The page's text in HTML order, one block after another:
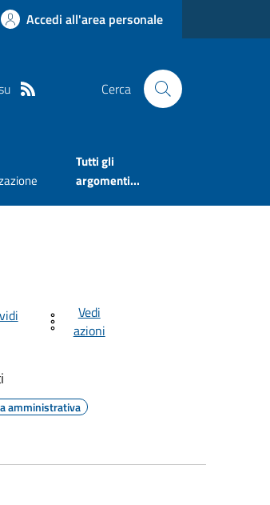
Accedi all'area personale
Cerca
Tutti gli
argomenti...
Vedi
azioni
amministrativa